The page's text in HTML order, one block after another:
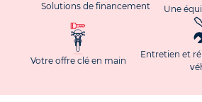
Solutions de financement Une
Votre offre clé en main
Entretien et